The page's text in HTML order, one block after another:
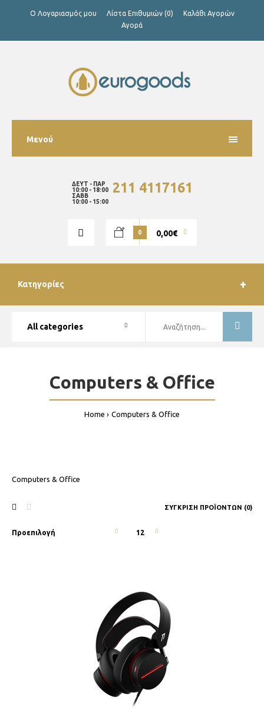
Ο Λογαριασμός μου Λίστα Επιθυμιών (0)
Καλάθι Αγορών
Αγορά
Μενού
ΔΕΥΤ - ΠΑΡ
10:00 - 18:00
ΣΑΒΒ
10:00 - 15:00
211 4117161
0 0,00€
Κατηγορίες
Computers & Office
Home Computers & Office
Computers & Office
ΣΎΓΚΡΙΣΗ ΠΡΟΪΌΝΤΩΝ (0)